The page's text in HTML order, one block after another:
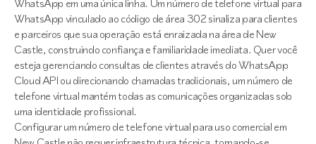
WhatsApp em uma única linha. Um número de telefone virtual para
WhatsApp vinculado ao código de área 302 sinaliza para clientes
e parceiros que sua operação está enraizada na área de New
Castle, construindo confiança e familiaridade imediata. Quer você
esteja gerenciando consultas de clientes através do WhatsApp
Cloud API ou direcionando chamadas tradicionais, um número de
telefone virtual mantém todas as comunicações organizadas sob
uma identidade profissional.
Configurar um número de telefone virtual para uso comercial em